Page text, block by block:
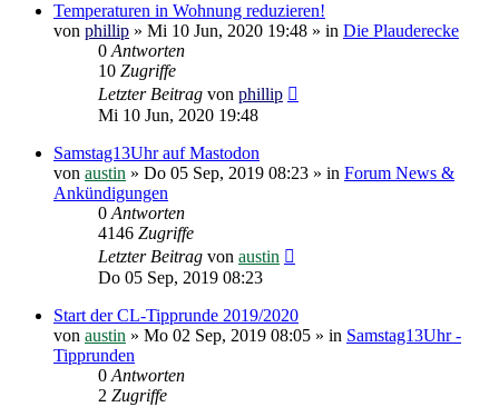
Temperaturen in Wohnung reduzieren!
von phillip » Mi 10 Jun, 2020 19:48 » in Die Plauderecke
0Antworten
10 Zugriffe
Letzter Beitrag von phillip
Mi 10 Jun, 2020 19:48
Samstag13Uhr auf Mastodon
von austin » Do 05 Sep, 2019 08:23 » in Forum News &
Ankündigungen
0Antworten
4146 Zugriffe
Letzter Beitrag von austin
Do 05 Sep, 2019 08:23
Start der CL-Tipprunde 2019/2020
von austin » Mo 02 Sep, 2019 08:05 » in Samstag13Uhr -
Tipprunden
0Antworten
2 Zugriffe